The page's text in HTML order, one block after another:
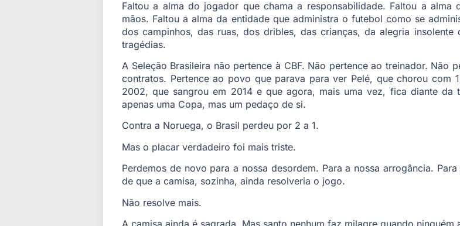
Faltou a alma do jogador que chama a responsabilidade. Faltou a
mãos. Faltou a alma da entidade que administra o futebol como se
dos campinhos, das ruas, dos dribles, das crianças, da alegria
tragédias.
A Seleção Brasileira não pertence à CBF. Não pertence ao treinador. Não
contratos. Pertence ao povo que parava para ver Pelé, que chorou com
2002, que sangrou em 2014 e que agora, mais uma vez, fica diante da
apenas uma Copa, mas um pedaço de si.
Contra a Noruega, o Brasil perdeu por 2 a 1.
Mas o placar verdadeiro foi mais triste.
Perdemos de novo para a nossa desordem. Para a nossa arrogância.
de que a camisa, sozinha, ainda resolveria o jogo.
Não resolve mais.
A camisa ainda é sagrada. Mas santo nenhum faz milagre quando ninguém